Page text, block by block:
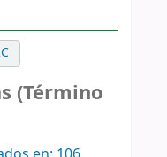
(Término